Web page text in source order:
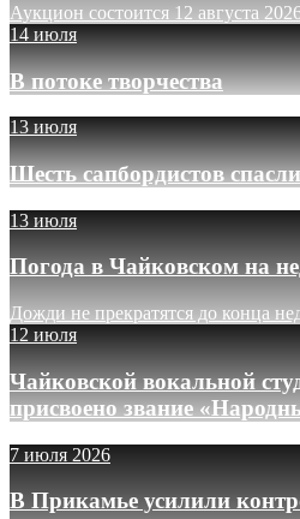
Аукцион состоится 12 августа
14 июля
В потоке творчества
13 июля
Шесть сапбордистов
13 июля
Погода в Чайковском на
Дожди не прекратятся до конца
12 июля
Чайковской вокальной
присвоено звание
7 июля 2026
В Прикамье усилили